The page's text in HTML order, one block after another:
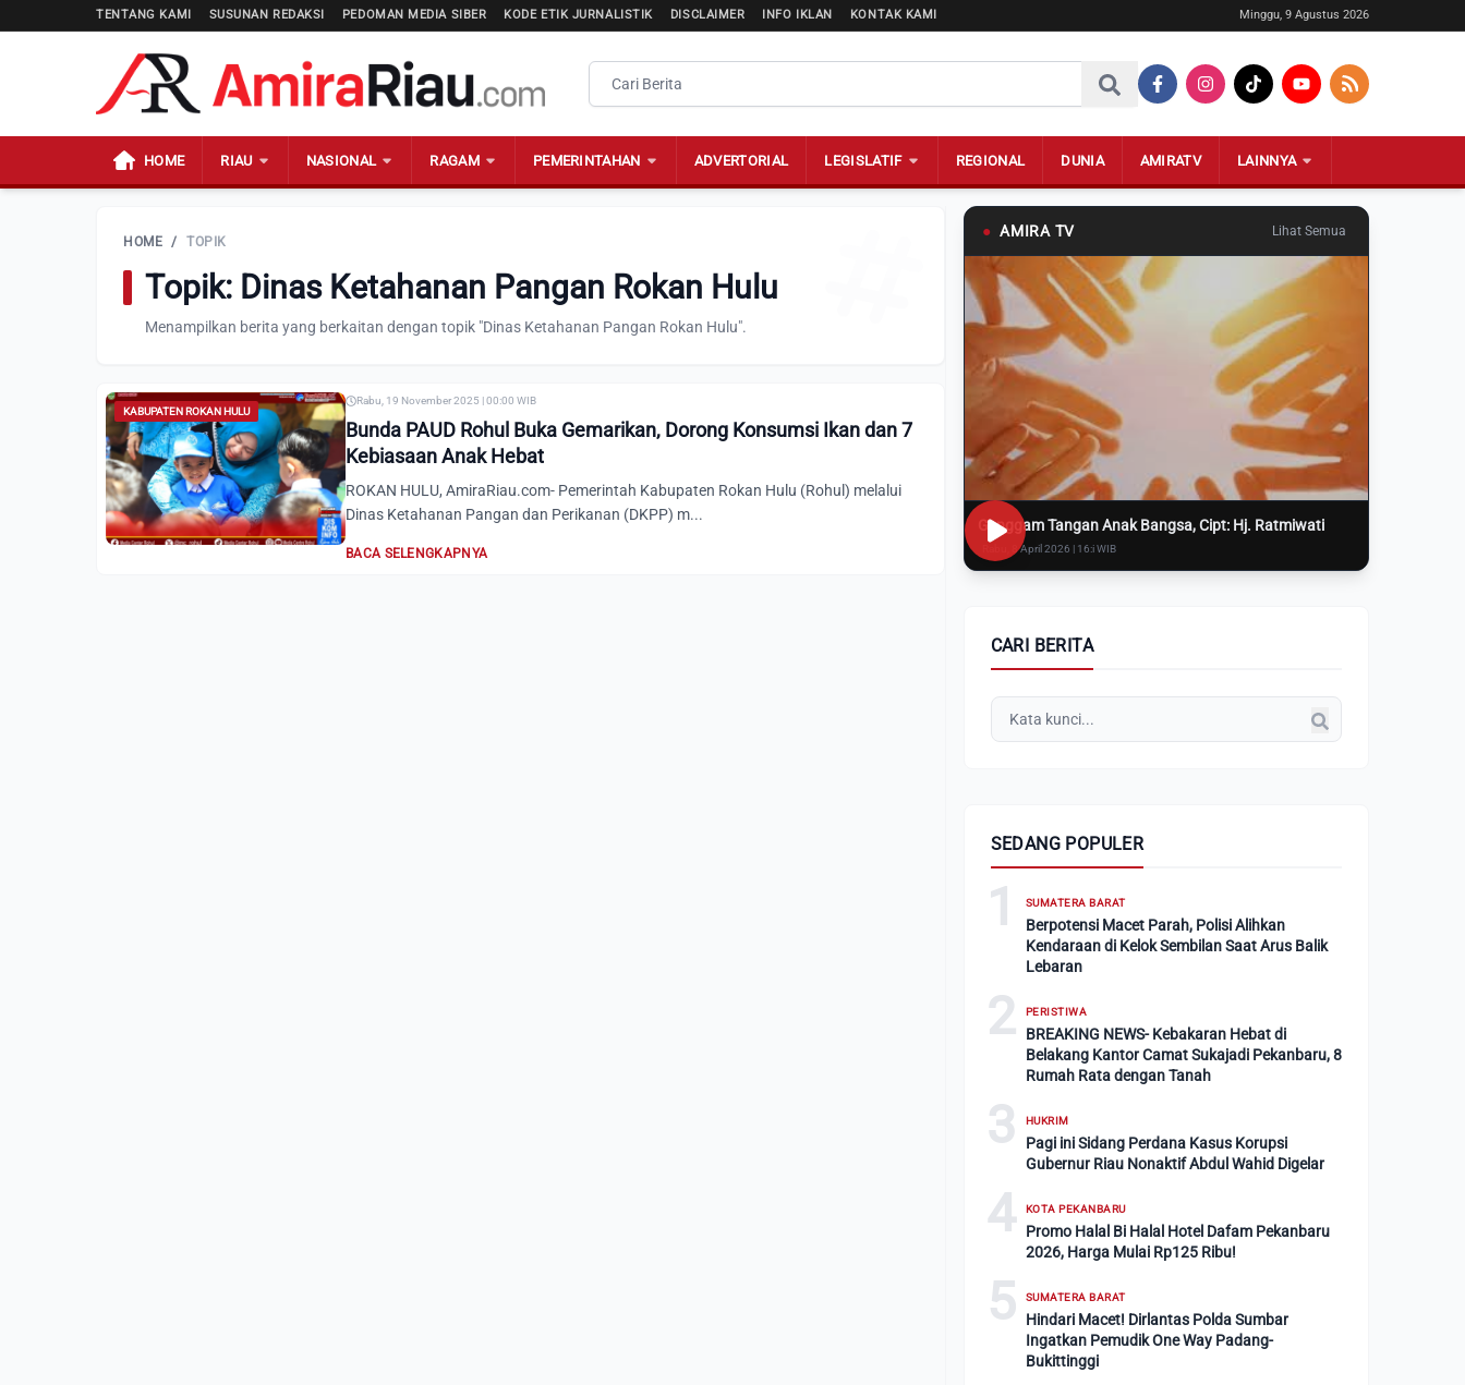
TENTANG KAMI SUSUNAN REDAKSI PEDOMAN MEDIA SIBER KODE ETIK JURNALISTIK DISCLAIMER INFO IKLAN KONTAK KAMI Minggu, 9 Agustus 2026
HOME RIAU NASIONAL RAGAM PEMERINTAHAN ADVERTORIAL LEGISLATIF REGIONAL DUNIA AMIRATV LAINNYA
HOME / TOPIK
Topik: Dinas Ketahanan Pangan Rokan Hulu
Menampilkan berita yang berkaitan dengan topik "Dinas Ketahanan Pangan Rokan Hulu".
KABUPATEN ROKAN HULU
Rabu, 19 November 2025 | 00:00 WIB
Bunda PAUD Rohul Buka Gemarikan, Dorong Konsumsi Ikan dan 7
Kebiasaan Anak Hebat
ROKAN HULU, AmiraRiau.com- Pemerintah Kabupaten Rokan Hulu (Rohul) melalui
Dinas Ketahanan Pangan dan Perikanan (DKPP) m...
BACA SELENGKAPNYA
● AMIRA TV Lihat Semua
Genggam Tangan Anak Bangsa, Cipt: Hj. Ratmiwati
Rabu, 8 April 2026 | 16:i WIB
CARI BERITA
SEDANG POPULER
1 SUMATERA BARAT
Berpotensi Macet Parah, Polisi Alihkan
Kendaraan di Kelok Sembilan Saat Arus Balik
Lebaran
2 PERISTIWA
BREAKING NEWS- Kebakaran Hebat di
Belakang Kantor Camat Sukajadi Pekanbaru, 8
Rumah Rata dengan Tanah
3 HUKRIM
Pagi ini Sidang Perdana Kasus Korupsi
Gubernur Riau Nonaktif Abdul Wahid Digelar
4 KOTA PEKANBARU
Promo Halal Bi Halal Hotel Dafam Pekanbaru
2026, Harga Mulai Rp125 Ribu!
5 SUMATERA BARAT
Hindari Macet! Dirlantas Polda Sumbar
Ingatkan Pemudik One Way Padang-
Bukittinggi